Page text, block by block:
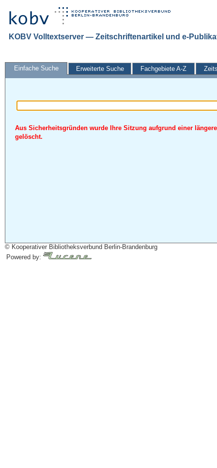
KOBV Volltextserver — Zeitschriftenartikel und e-
Einfache Suche Erweiterte Suche Fachgebiete A-Z
Aus Sicherheitsgründen wurde Ihre Sitzung aufgrund einer
gelöscht.
© Kooperativer Bibliotheksverbund Berlin-Brandenburg
Powered by: